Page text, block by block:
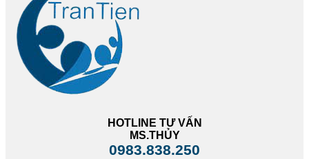
HOTLINE TƯ VẤN
MS.THỦY
0983.838.250